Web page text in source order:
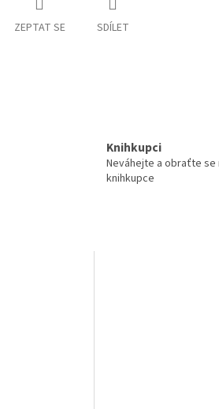
ZEPTAT SE SDÍLET
Knihkupci
Neváhejte a obraťte se
knihkupce